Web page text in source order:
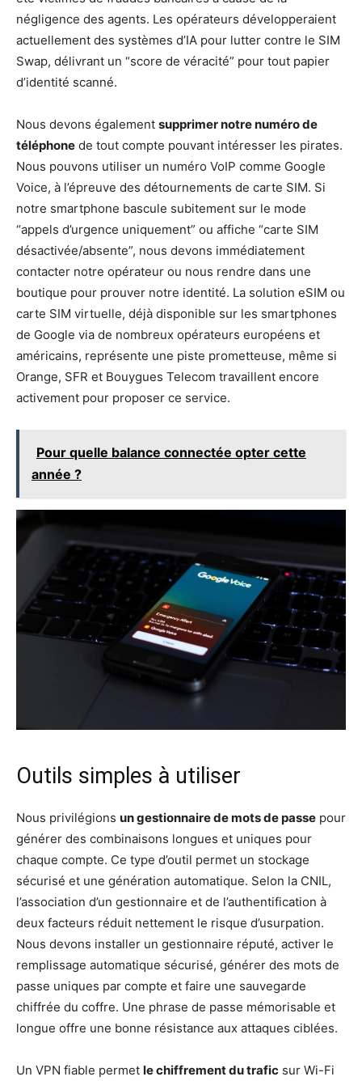
négligence des agents. Les opérateurs développeraient
actuellement des systèmes d’IA pour lutter contre le SIM
Swap, délivrant un “score de véracité” pour tout papier
d’identité scanné.
Nous devons également supprimer notre numéro de
téléphone de tout compte pouvant intéresser les pirates.
Nous pouvons utiliser un numéro VoIP comme Google
Voice, à l’épreuve des détournements de carte SIM. Si
notre smartphone bascule subitement sur le mode
“appels d’urgence uniquement” ou affiche “carte SIM
désactivée/absente”, nous devons immédiatement
contacter notre opérateur ou nous rendre dans une
boutique pour prouver notre identité. La solution eSIM ou
carte SIM virtuelle, déjà disponible sur les smartphones
de Google via de nombreux opérateurs européens et
américains, représente une piste prometteuse, même si
Orange, SFR et Bouygues Telecom travaillent encore
activement pour proposer ce service.
Pour quelle balance connectée opter cette
année ?
Outils simples à utiliser
Nous privilégions un gestionnaire de mots de passe pour
générer des combinaisons longues et uniques pour
chaque compte. Ce type d’outil permet un stockage
sécurisé et une génération automatique. Selon la CNIL,
l’association d’un gestionnaire et de l’authentification à
deux facteurs réduit nettement le risque d’usurpation.
Nous devons installer un gestionnaire réputé, activer le
remplissage automatique sécurisé, générer des mots de
passe uniques par compte et faire une sauvegarde
chiffrée du coffre. Une phrase de passe mémorisable et
longue offre une bonne résistance aux attaques ciblées.
Un VPN fiable permet le chiffrement du trafic sur Wi-Fi